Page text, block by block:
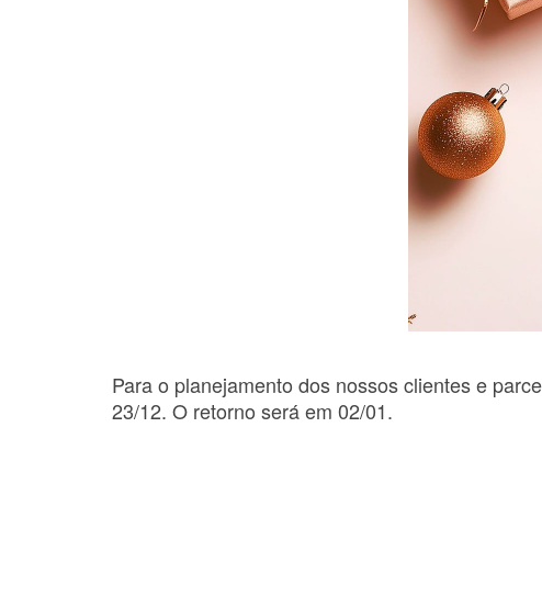
Para o planejamento dos nossos clientes e
23/12. O retorno será em 02/01.